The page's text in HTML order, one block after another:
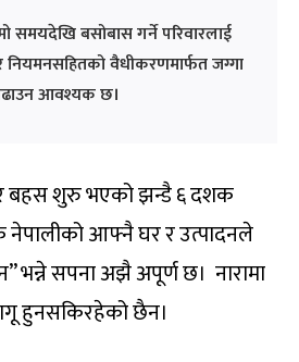
समयदेखि बसोबास गर्ने परिवारलाई
नियमनसहितको वैधीकरणमार्फत जग्गा
बढाउन आवश्यक छ।
बहस शुरु भएको झन्डै ६ दशक
नेपालीको आफ्नै घर र उत्पादनले
भन्ने सपना अझै अपूर्ण छ। नारामा
हुनसकिरहेको छैन।